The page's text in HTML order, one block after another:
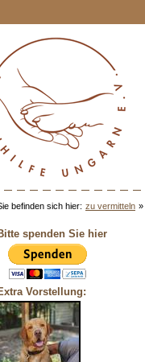
befinden sich hier: zu vermitteln »
spenden Sie hier
Vorstellung: